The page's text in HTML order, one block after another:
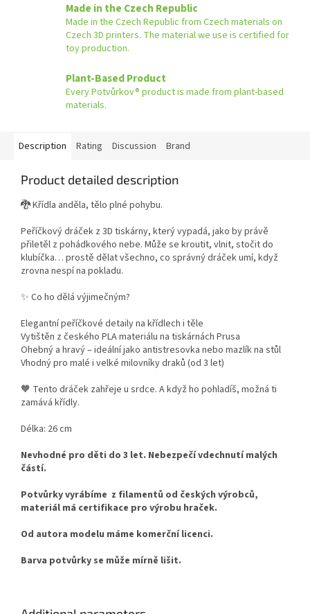
Made in the Czech Republic
Made in the Czech Republic from Czech materials on
Czech 3D printers. The material we use is certified for
toy production.
Plant-Based Product
Every Potvůrkov® product is made from plant-based
materials.
Description Rating Discussion Brand
Product detailed description
🐉 Křídla anděla, tělo plné pohybu.
Peříčkový dráček z 3D tiskárny, který vypadá, jako by právě
přiletěl z pohádkového nebe. Může se kroutit, vlnit, stočit do
klubíčka… prostě dělat všechno, co správný dráček umí, když
zrovna nespí na pokladu.
✨ Co ho dělá výjimečným?
Elegantní peříčkové detaily na křídlech i těle
Vytištěn z českého PLA materiálu na tiskárnách Prusa
Ohebný a hravý – ideální jako antistresovka nebo mazlík na stůl
Vhodný pro malé i velké milovníky draků (od 3 let)
🧡 Tento dráček zahřeje u srdce. A když ho pohladíš, možná ti
zamává křídly.
Délka: 26 cm
Nevhodné pro děti do 3 let. Nebezpečí vdechnutí malých
částí.
Potvůrky vyrábíme z filamentů od českých výrobců,
materiál má certifikace pro výrobu hraček.
Od autora modelu máme komerční licenci.
Barva potvůrky se může mírně lišit.